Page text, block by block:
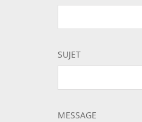
SUJET
MESSAGE